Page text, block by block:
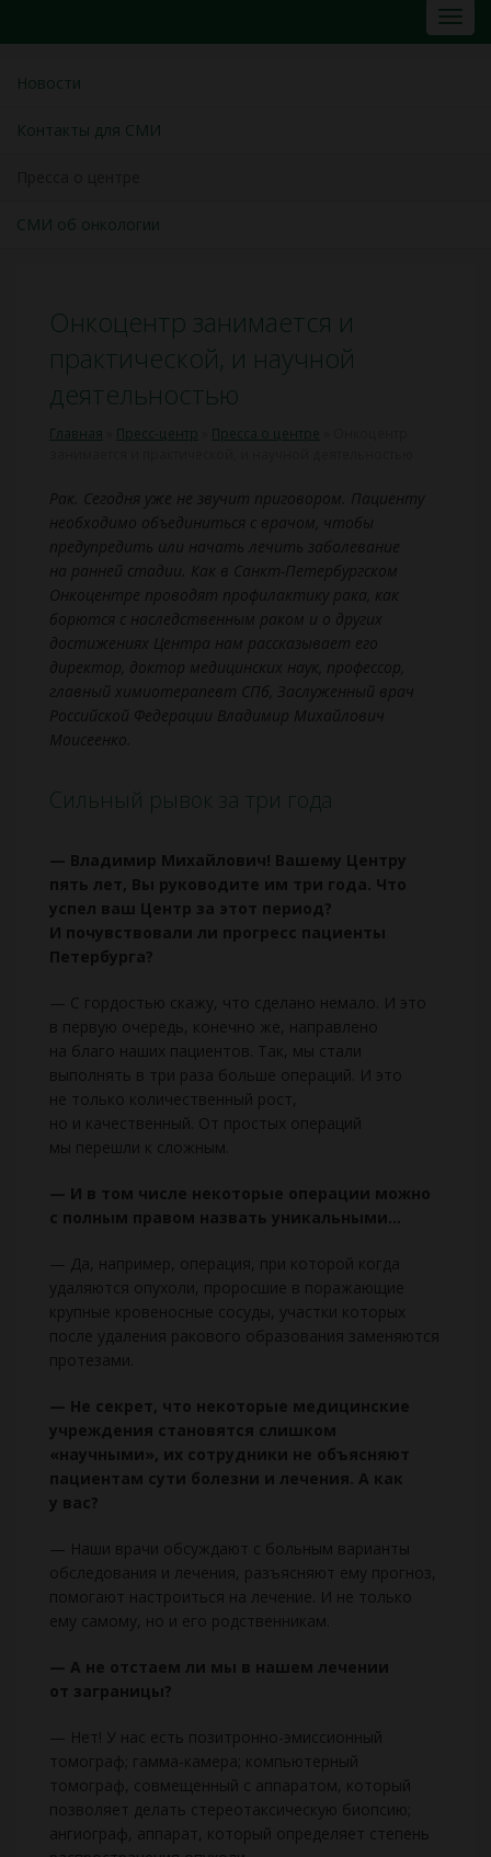
Новости
Контакты для СМИ
СМИ об онкологии
Онкоцентр занимается и
практической, и научной
деятельностью
Главная Пресс-центр Пресса о центре
Рак. Сегодня уже не звучит приговором. Пациенту
необходимо объединиться с врачом, чтобы
предупредить или начать лечить заболевание
на ранней стадии. Как в Санкт-Петербургском
Онкоцентре проводят профилактику рака, как
борются с наследственным раком и о других
достижениях Центра нам рассказывает его
директор, доктор медицинских наук, профессор,
главный химиотерапевт СПб, Заслуженный врач
Российской Федерации Владимир Михайлович
Моисеенко.
Сильный рывок за три года
— Владимир Михайлович! Вашему Центру
пять лет, Вы руководите им три года. Что
успел ваш Центр за этот период?
И почувствовали ли прогресс пациенты
Петербурга?
— С гордостью скажу, что сделано немало. И это
в первую очередь, конечно же, направлено
на благо наших пациентов. Так, мы стали
выполнять в три раза больше операций. И это
не только количественный рост,
но и качественный. От простых операций
мы перешли к сложным.
— И в том числе некоторые операции можно
с полным правом назвать уникальными...
— Да, например, операция, при которой когда
удаляются опухоли, проросшие в поражающие
крупные кровеносные сосуды, участки которых
после удаления ракового образования заменяются
протезами.
— Не секрет, что некоторые медицинские
учреждения становятся слишком
«научными», их сотрудники не объясняют
пациентам сути болезни и лечения. А как
у вас?
— Наши врачи обсуждают с больным варианты
обследования и лечения, разъясняют ему прогноз,
помогают настроиться на лечение. И не только
ему самому, но и его родственникам.
— А не отстаем ли мы в нашем лечении
от заграницы?
— Нет! У нас есть позитронно-эмиссионный
томограф; гамма-камера; компьютерный
томограф, совмещенный с аппаратом, который
позволяет делать стереотаксическую биопсию;
ангиограф, аппарат, который определяет степень